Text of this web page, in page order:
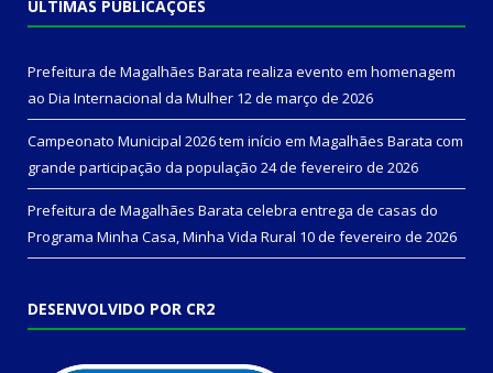
ÚLTIMAS PUBLICAÇÕES
Prefeitura de Magalhães Barata realiza evento em homenagem
ao Dia Internacional da Mulher 12 de março de 2026
Campeonato Municipal 2026 tem início em Magalhães Barata com
grande participação da população 24 de fevereiro de 2026
Prefeitura de Magalhães Barata celebra entrega de casas do
Programa Minha Casa, Minha Vida Rural 10 de fevereiro de 2026
DESENVOLVIDO POR CR2